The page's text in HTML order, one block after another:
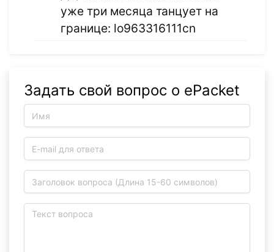
уже три месяца танцует на
границе: lo963316111cn
Задать свой вопрос о ePacket